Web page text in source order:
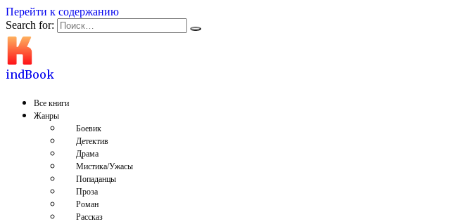
Перейти к содержанию
Search for:
indBook
Все книги
Жанры
Боевик
Детектив
Драма
Мистика/Ужасы
Попаданцы
Проза
Роман
Рассказ